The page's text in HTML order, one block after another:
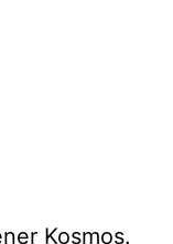
Kosmos.